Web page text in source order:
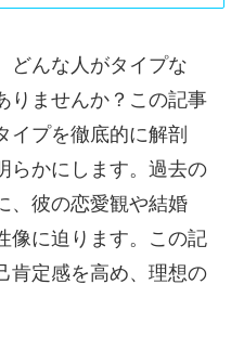
どんな人がタイプな
りませんか？この記事
イプを徹底的に解剖
らかにします。過去の
、彼の恋愛観や結婚
像に迫ります。この記
肯定感を高め、理想の